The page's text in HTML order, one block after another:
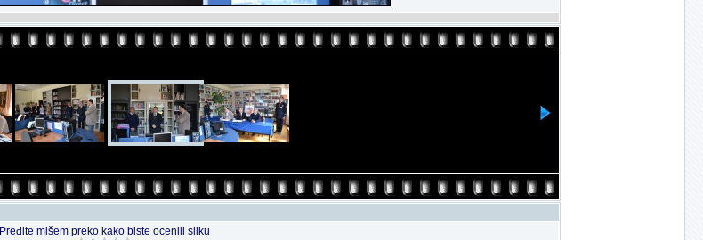
Pređite mišem preko kako biste ocenili sliku